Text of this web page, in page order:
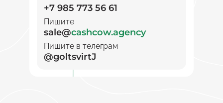
@goltsvirtJ
Пишите в телеграм
sale@cashcow.agency
Пишите
+7 985 773 56 61